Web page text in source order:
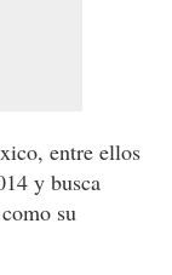
entre ellos
y busca
su